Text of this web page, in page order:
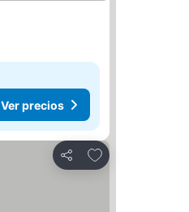
Ver precios
Compartir
Añadir a favoritos